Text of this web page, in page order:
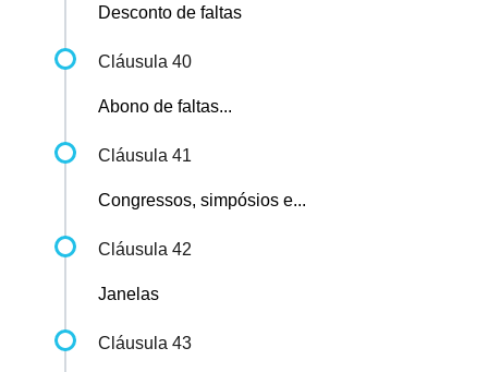
Desconto de faltas
Cláusula 40
Abono de faltas...
Cláusula 41
Congressos, simpósios e...
Cláusula 42
Janelas
Cláusula 43